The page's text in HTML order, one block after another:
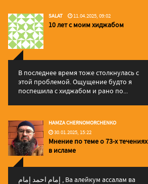
SALAT 11.04.2025, 09:02
10 лет с моим хиджабом
В последнее время тоже столкнулась с
этой проблемой. Ощущение будто я
поспешила с хиджабом и рано по...
HAMZA CHERNOMORCHENKO
30.01.2025, 15:22
Мнение по теме о 73-х течениях
в исламе
إمام احمد إمام , Ва алейкум ассалам ва